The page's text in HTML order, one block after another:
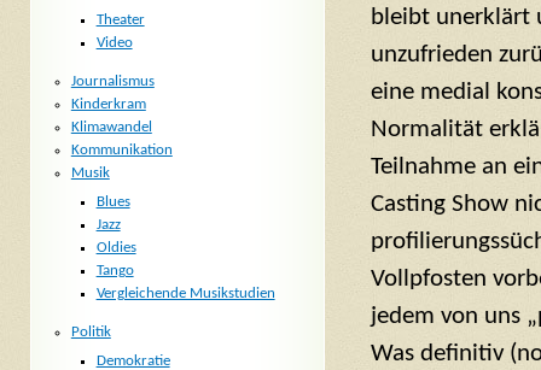
bleibt unerklärt
unzufrieden
eine medial
Normalität
Teilnahme an
Casting Show
Vollpfosten
jedem von uns
Was definitiv
Theater
Video
Journalismus
Kinderkram
Klimawandel
Kommunikation
Musik
Blues
Jazz
Oldies
Tango
Vergleichende Musikstudien
Politik
Demokratie